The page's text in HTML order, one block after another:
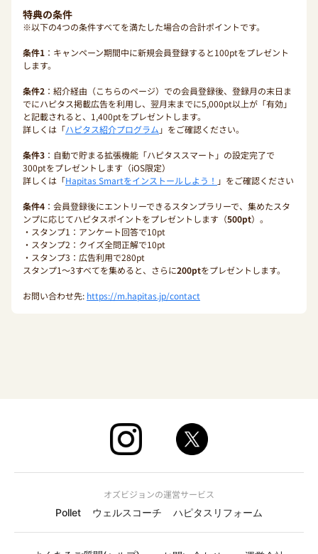
特典の条件
※以下の4つの条件すべてを満たした場合の合計ポイントです。
条件1 ：キャンペーン期間中に新規会員登録すると100ptをプレゼント
します。
条件2 ：紹介経由（こちらのページ）での会員登録後、登録月の末日ま
でにハピタス掲載広告を利用し、翌月末までに5,000pt以上が「有効」
と記載されると、1,400ptをプレゼントします。
詳しくは「ハピタス紹介プログラム 」をご確認ください。
条件3 ：自動で貯まる拡張機能「ハピタススマート」の設定完了で
300ptをプレゼントします（iOS限定）
詳しくは「Hapitas Smartをインストールしよう！ 」をご確認ください
条件4 ：会員登録後にエントリーできるスタンプラリーで、集めたスタ
ンプに応じてハピタスポイントをプレゼントします（500pt）。
・スタンプ1：アンケート回答で10pt
・スタンプ2：クイズ全問正解で10pt
・スタンプ3：広告利用で280pt
スタンプ1〜3すべてを集めると、さらに200ptをプレゼントします。
お問い合わせ先: https://m.hapitas.jp/contact
オズビジョンの運営サービス
Pollet
ウェルスコーチ ハピタスリフォーム